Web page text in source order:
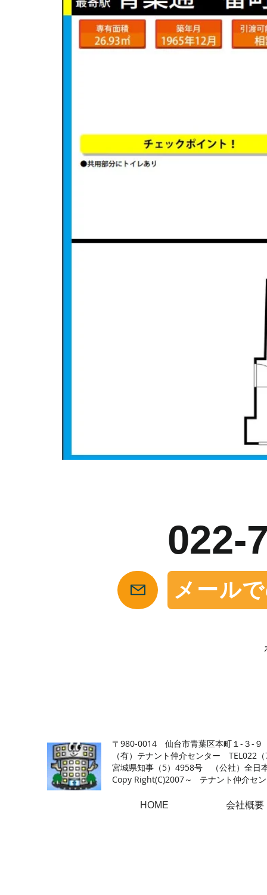
022-
メール
〒980-0014 仙台市青葉区本町１-３-９
（有）テナント仲介センター TEL022
宮城県知事（5）4958号 （公社）全日
Copy Right(C)2007～ テナント仲介セ
HOME 会社概要